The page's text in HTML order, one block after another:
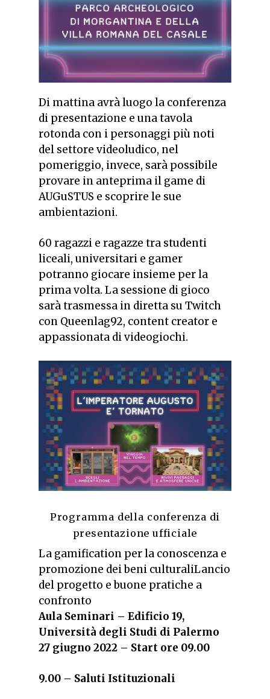
Di mattina avrà luogo la conferenza
di presentazione e una tavola
rotonda con i personaggi più noti
del settore videoludico, nel
pomeriggio, invece, sarà possibile
provare in anteprima il game di
AUGuSTUS e scoprire le sue
ambientazioni.
60 ragazzi e ragazze tra studenti
liceali, universitari e gamer
potranno giocare insieme per la
prima volta. La sessione di gioco
sarà trasmessa in diretta su Twitch
con Queenlag92, content creator e
appassionata di videogiochi.
Programma della conferenza di
presentazione ufficiale
La gamification per la conoscenza e
promozione dei beni culturaliLancio
del progetto e buone pratiche a
confronto
Aula Seminari – Edificio 19,
Università degli Studi di Palermo
27 giugno 2022 – Start ore 09.00
9.00 – Saluti Istituzionali